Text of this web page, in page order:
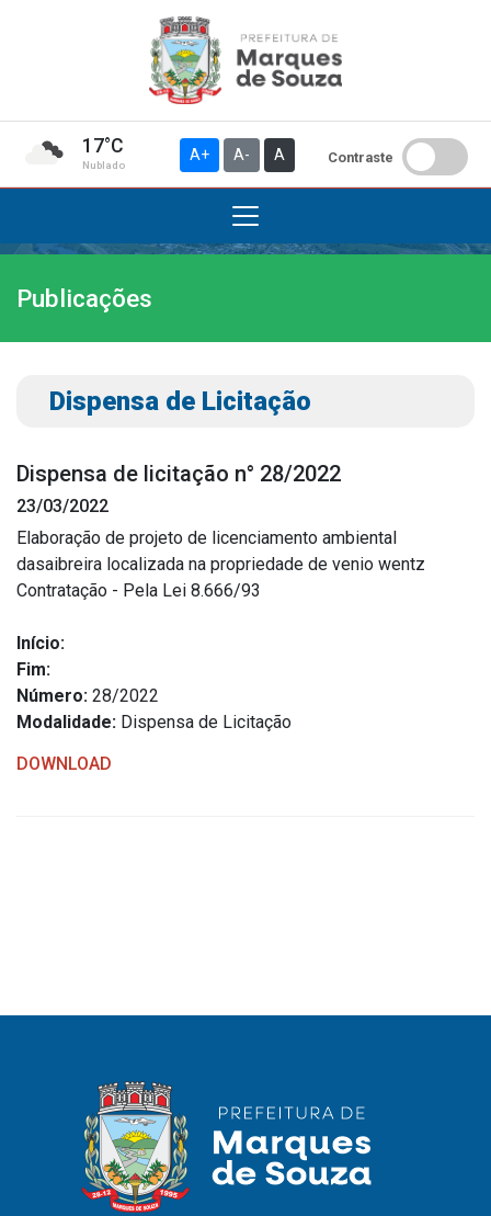
17°C
Nublado
A+ A- A Contraste
Institucional
A Prefeitura
Gabinete do Vice-prefeito
Símbolos Oficiais
Estrutura Organizacional
Administração
Agricultura e Meio Ambiente
Ouvidoria
Portal do Cidadão
Portal do Servidor
Publicações
Dispensa de Licitação
Dispensa de licitação n° 28/2022
23/03/2022
Elaboração de projeto de licenciamento ambiental
dasaibreira localizada na propriedade de venio wentz
Contratação - Pela Lei 8.666/93
Início:
Fim:
Número: 28/2022
Modalidade: Dispensa de Licitação
DOWNLOAD